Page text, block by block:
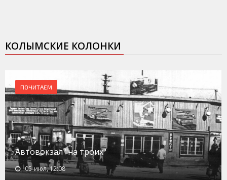
КОЛЫМСКИЕ КОЛОНКИ
ПОЧИТАЕМ
Автовокзал "на троих"
05-июл, 12:08